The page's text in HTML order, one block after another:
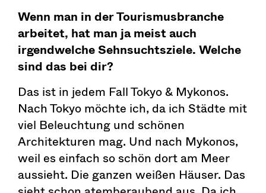
Wenn man in der Tourismusbranche
arbeitet, hat man ja meist auch
irgendwelche Sehnsuchtsziele. Welche
sind das bei dir?
Das ist in jedem Fall Tokyo & Mykonos.
Nach Tokyo möchte ich, da ich Städte mit
viel Beleuchtung und schönen
Architekturen mag. Und nach Mykonos,
weil es einfach so schön dort am Meer
aussieht. Die ganzen weißen Häuser. Das